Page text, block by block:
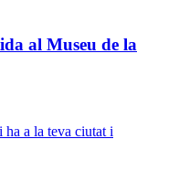
al Museu de la